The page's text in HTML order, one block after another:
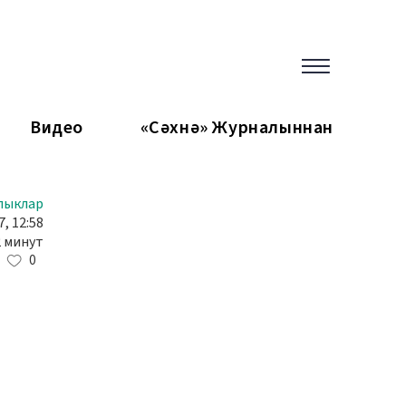
Видео «Сәхнә» Журналыннан
12:58
минут
0